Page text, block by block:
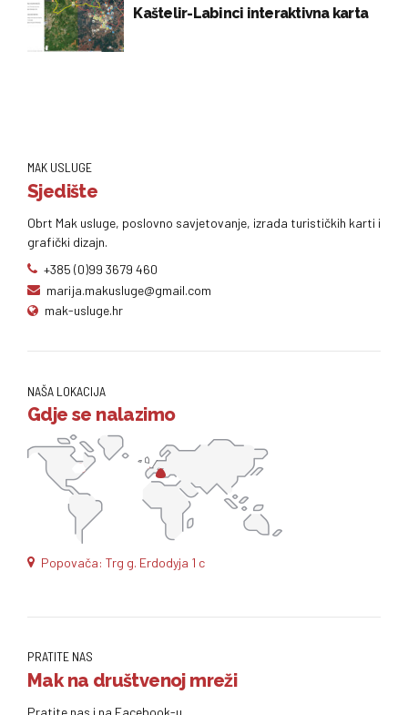
Kaštelir-Labinci interaktivna karta
MAK USLUGE
Sjedište
Obrt Mak usluge, poslovno savjetovanje, izrada turističkih karti i
grafički dizajn.
+385 (0)99 3679 460
marija.makusluge@gmail.com
mak-usluge.hr
NAŠA LOKACIJA
Gdje se nalazimo
Popovača: Trg g. Erdodyja 1 c
PRATITE NAS
Mak na društvenoj mreži
Pratite nas i na Facebook-u.